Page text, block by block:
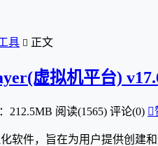
具  正文
虚拟机平台)
212.5MB 阅读(1565) 评论(0) 
化软件，旨在为用户提供创